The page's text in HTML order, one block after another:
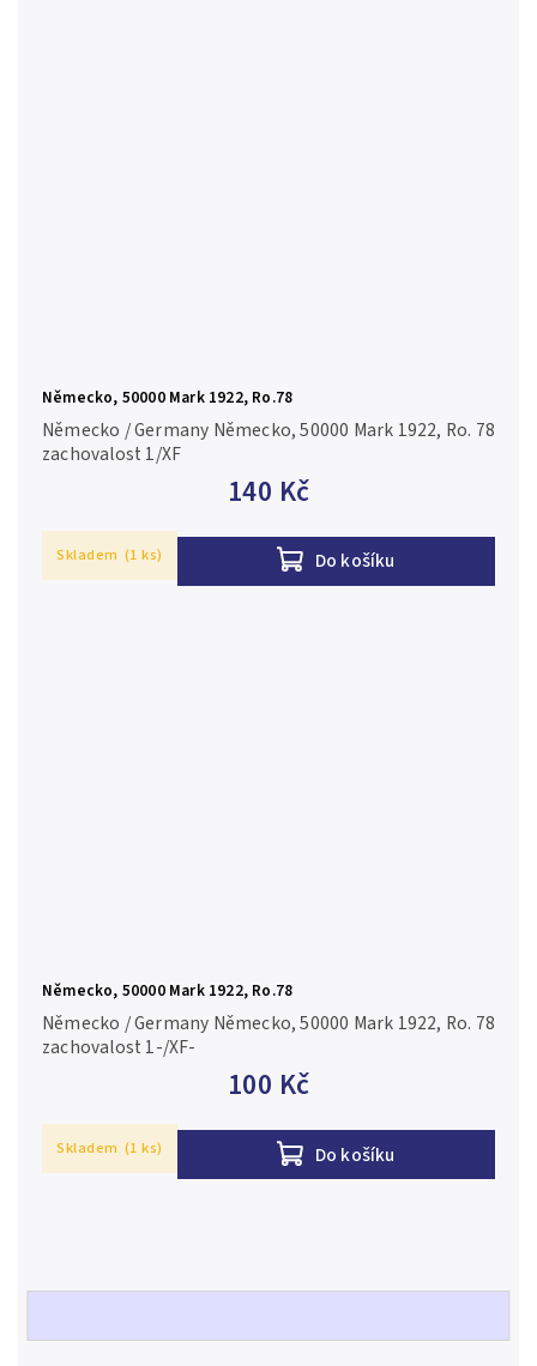
Německo, 50000 Mark 1922, Ro.78
140 Kč
Do košíku
Německo / Germany Německo, 50000 Mark 1922, Ro. 78
zachovalost 1/XF
Skladem (1 ks)
Německo, 50000 Mark 1922, Ro.78
100 Kč
Do košíku
Německo / Germany Německo, 50000 Mark 1922, Ro. 78
zachovalost 1-/XF-
Skladem (1 ks)